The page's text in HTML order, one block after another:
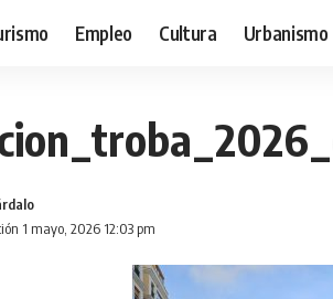
Empleo Cultura Urbanismo
1 mayo, 2026 12:03 pm